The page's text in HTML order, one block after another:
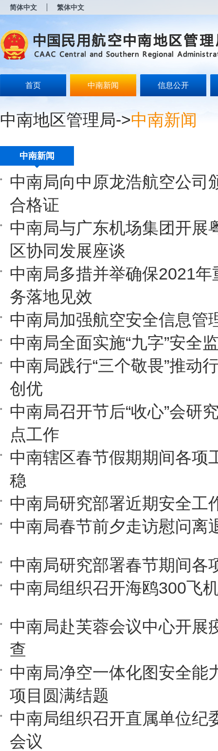
简体中文 繁体中文
首页 中南新闻 信息公开
中南地区管理局->中南新闻
中南新闻
中南局向中原龙浩航空公司
合格证
中南局与广东机场集团开展
区协同发展座谈
中南局多措并举确保2021年
务落地见效
中南局加强航空安全信息管
中南局全面实施“九字”安全
中南局践行“三个敬畏”推动
创优
中南局召开节后“收心”会研
点工作
中南辖区春节假期期间各项
稳
中南局研究部署近期安全工
中南局春节前夕走访慰问离
中南局研究部署春节期间各
中南局组织召开海鸥300飞
中南局赴芙蓉会议中心开展
查
中南局净空一体化图安全能
项目圆满结题
中南局组织召开直属单位纪
会议
开
无
障
说
Alt
导